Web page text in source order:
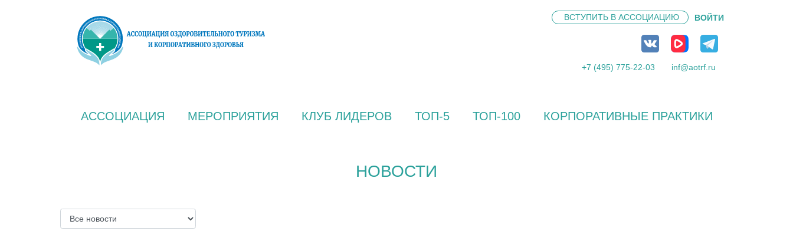
ВСТУПИТЬ В АССОЦИАЦИЮ ВОЙТИ
+7 (495) 775-22-03 inf@aotrf.ru
АССОЦИАЦИЯ МЕРОПРИЯТИЯ КЛУБ ЛИДЕРОВ ТОП-5 ТОП-100 КОРПОРАТИВНЫЕ ПРАКТИКИ
НОВОСТИ